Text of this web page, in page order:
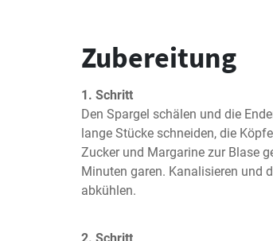
Zubereitung
1. Schritt
Den Spargel schälen und die
lange Stücke schneiden, die
Zucker und Margarine zur Blase
Minuten garen. Kanalisieren und
abkühlen.